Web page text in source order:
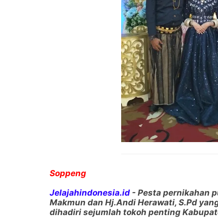
Soppeng
Jelajahindonesia.id - Pesta pernikahan
Makmun dan Hj.Andi Herawati, S.Pd
dihadiri sejumlah tokoh penting